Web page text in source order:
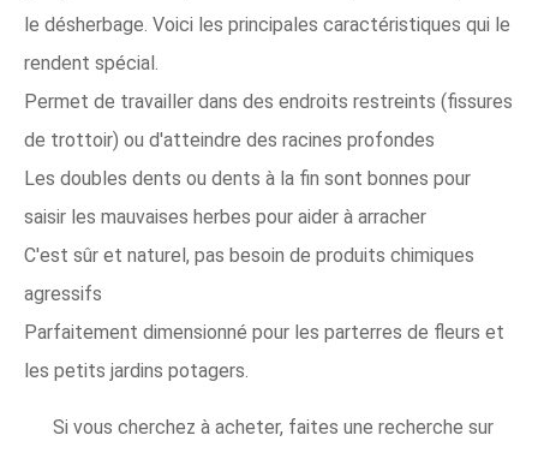
le désherbage. Voici les principales caractéristiques qui le
rendent spécial.
Permet de travailler dans des endroits restreints (fissures
de trottoir) ou d'atteindre des racines profondes
Les doubles dents ou dents à la fin sont bonnes pour
saisir les mauvaises herbes pour aider à arracher
C'est sûr et naturel, pas besoin de produits chimiques
agressifs
Parfaitement dimensionné pour les parterres de fleurs et
les petits jardins potagers.
Si vous cherchez à acheter, faites une recherche sur